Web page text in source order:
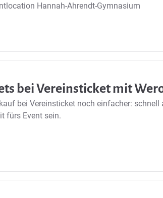
Hannah-Ahrendt-Gymnasium
bei Vereinsticket mit
bei Vereinsticket noch einfacher: schnell
fürs Event sein.